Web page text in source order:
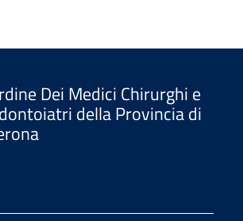
Dei Medici Chirurghi e
della Provincia di